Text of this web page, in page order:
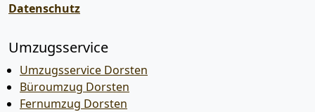
Datenschutz
Umzugsservice
Umzugsservice Dorsten
Büroumzug Dorsten
Fernumzug Dorsten